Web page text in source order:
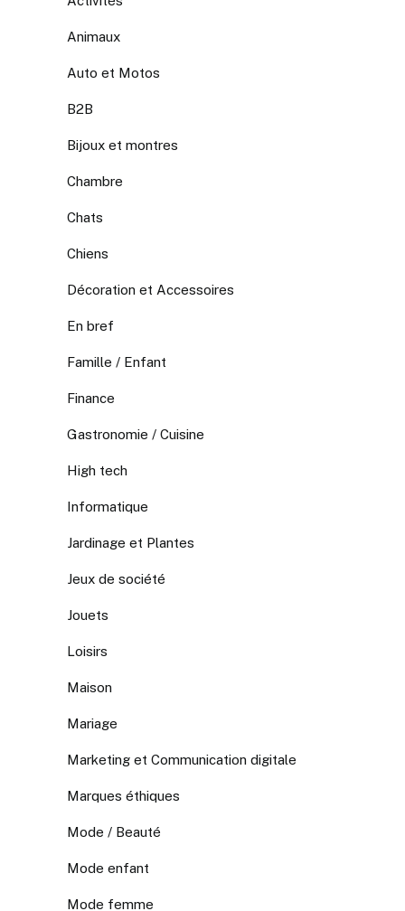
Animaux
Auto et Motos
B2B
Bijoux et montres
Chambre
Chats
Chiens
Décoration et Accessoires
En bref
Famille / Enfant
Finance
Gastronomie / Cuisine
High tech
Informatique
Jardinage et Plantes
Jeux de société
Jouets
Loisirs
Maison
Mariage
Marketing et Communication digitale
Marques éthiques
Mode / Beauté
Mode enfant
Mode femme